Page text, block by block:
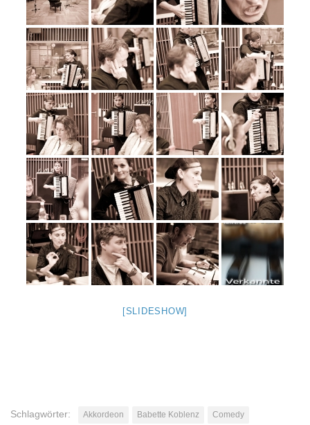
[SLIDESHOW]
Schlagwörter: Akkordeon Babette Koblenz
Comedy